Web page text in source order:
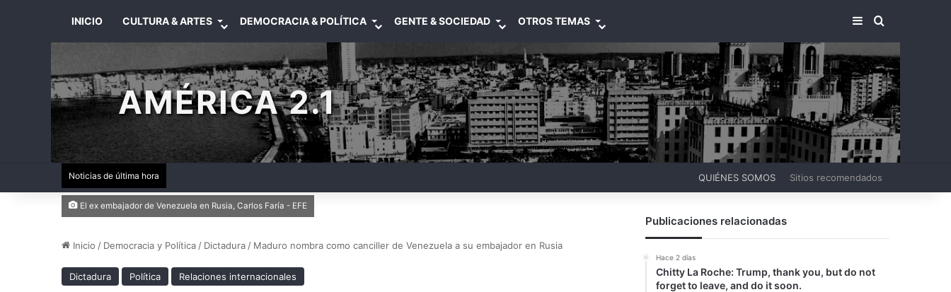
INICIO CULTURA & ARTES DEMOCRACIA & POLÍTICA GENTE & SOCIEDAD OTROS TEMAS BARRA LATERAL
BUSCAR
AMÉRICA 2.1
Noticias de última hora QUIÉNES SOMOS Sitios recomendados
El ex embajador de Venezuela en Rusia, Carlos Faría - EFE
Inicio / Democracia y Política / Dictadura / Maduro nombra como canciller de Venezuela a su embajador en Rusia
Dictadura Política Relaciones internacionales
Publicaciones relacionadas
Hace 2 días
Chitty La Roche: Trump, thank you, but do not
forget to leave, and do it soon.